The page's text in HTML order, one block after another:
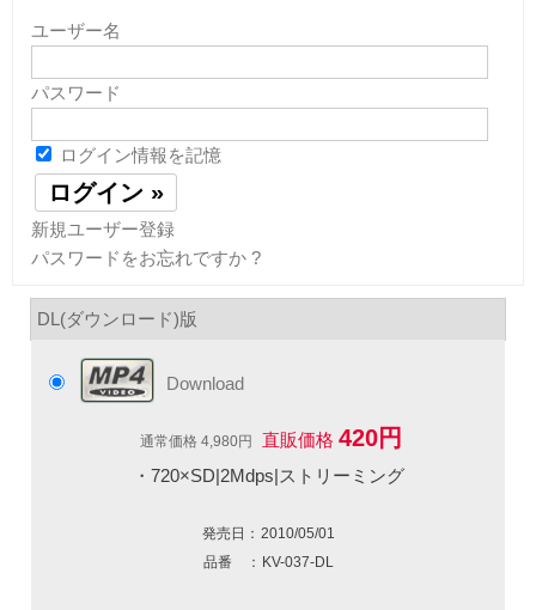
ユーザー名
パスワード
ログイン情報を記憶
新規ユーザー登録
パスワードをお忘れですか ?
DL(ダウンロード)版
Download
通常価格 4,980円 直販価格 420円
・720×SD|2Mdps|ストリーミング
発売日： 2010/05/01
品番 ： KV-037-DL